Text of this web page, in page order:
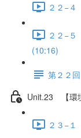
２２−
２２−
(10:16)
第２２
Unit.23 【環
２３−